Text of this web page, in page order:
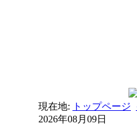
現在地: トップページ
2026年08月09日